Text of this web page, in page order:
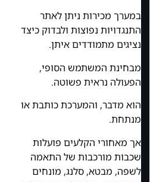
במערך מכירות ניתן לאתר
התנגדויות נפוצות ולבדוק כיצד
נציגים מתמודדים איתן.
מבחינת המשתמש הסופי,
הפעולה נראית פשוטה.
הוא מדבר, והמערכת כותבת או
מנתחת.
אך מאחורי הקלעים פועלות
שכבות מורכבות של התאמה
לשפה, מבטא, סלנג, מונחים